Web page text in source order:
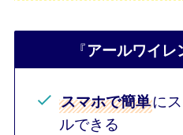
『アールワイレ
スマホで簡単に
ルできる